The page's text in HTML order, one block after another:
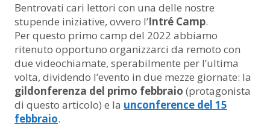
Bentrovati cari lettori con una delle nostre
stupende iniziative, ovvero l’Intré Camp.
Per questo primo camp del 2022 abbiamo
ritenuto opportuno organizzarci da remoto con
due videochiamate, sperabilmente per l’ultima
volta, dividendo l’evento in due mezze giornate: la
gildonferenza del primo febbraio (protagonista
di questo articolo) e la unconference del 15
febbraio.